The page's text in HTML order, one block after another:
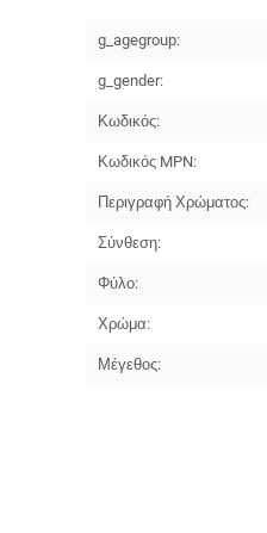
g_agegroup:
g_gender:
Κωδικός:
Κωδικός MPN:
Περιγραφή Χρώματος:
Σύνθεση:
Φύλο:
Χρώμα:
Μέγεθος: